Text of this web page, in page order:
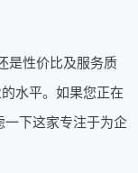
是性价比及服务质
水平。如果您正在
一下这家专注于为企